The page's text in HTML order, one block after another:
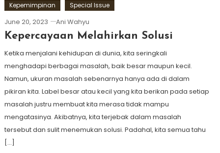
Kepemimpinan Special Issue
June 20, 2023 Ani Wahyu
Kepercayaan Melahirkan Solusi
Ketika menjalani kehidupan di dunia, kita seringkali
menghadapi berbagai masalah, baik besar maupun kecil.
Namun, ukuran masalah sebenarnya hanya ada di dalam
pikiran kita. Label besar atau kecil yang kita berikan pada setiap
masalah justru membuat kita merasa tidak mampu
mengatasinya. Akibatnya, kita terjebak dalam masalah
tersebut dan sulit menemukan solusi. Padahal, kita semua tahu
[…]